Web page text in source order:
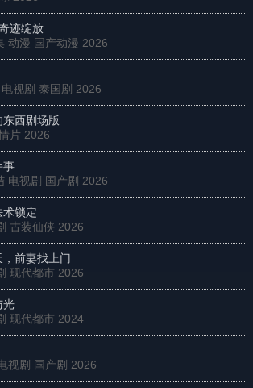
迹绽放
动漫 国产动漫 2026
视剧 泰国剧 2026
西剧场版
片 2026
事
电视剧 国产剧 2026
术锁定
古装仙侠 2026
前妻找上门
现代都市 2026
光
现代都市 2024
视剧 国产剧 2026